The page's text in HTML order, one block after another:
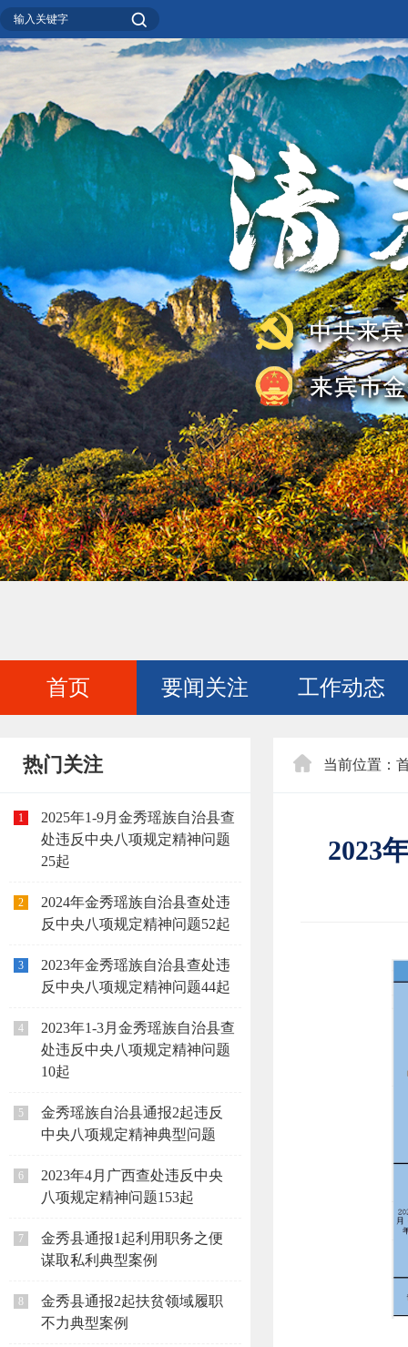
首页 要闻关注 工作动态
热门关注
1
2025年1-9月金秀瑶族自治县查
处违反中央八项规定精神问题
25起
2
2024年金秀瑶族自治县查处违
反中央八项规定精神问题52起
3
2023年金秀瑶族自治县查处违
反中央八项规定精神问题44起
4
2023年1-3月金秀瑶族自治县查
处违反中央八项规定精神问题
10起
5
金秀瑶族自治县通报2起违反
中央八项规定精神典型问题
6
2023年4月广西查处违反中央
八项规定精神问题153起
7
金秀县通报1起利用职务之便
谋取私利典型案例
8
金秀县通报2起扶贫领域履职
不力典型案例
当前位置：
2023